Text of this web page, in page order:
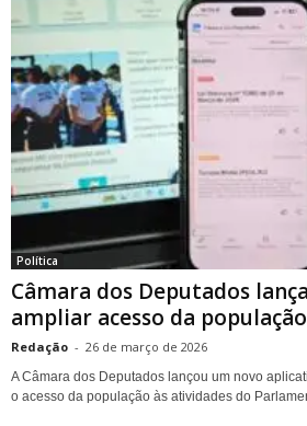
Política
Câmara dos Deputados
ampliar acesso da população
Redação - 26 de março de 2026
A Câmara dos Deputados lançou um novo
o acesso da população às atividades do